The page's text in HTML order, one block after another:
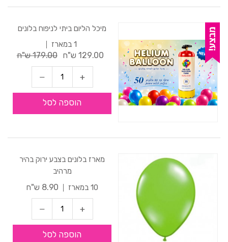
מיכל הליום ביתי לניפוח בלונים
1 במארז
129.00 ש"ח 179.00 ש"ח
הוספה לסל
מארז בלונים בצבע ירוק בהיר
מרהיב
10 במארז
8.90 ש"ח
הוספה לסל